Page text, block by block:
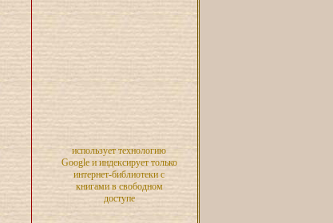
использует технологию
Google и индексирует только
интернет-библиотеки с
книгами в свободном
доступе